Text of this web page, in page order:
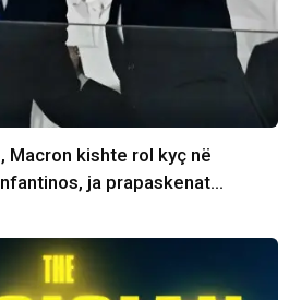
Macron kishte rol kyç në
ja prapaskenat…